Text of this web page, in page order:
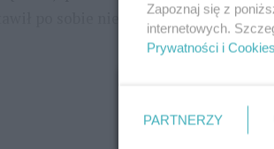
po sobie nie tylko wspomnienia,
Pozostało
Zapoznaj się z
internetowych.
Prywatności i Cookies
PARTNERZY